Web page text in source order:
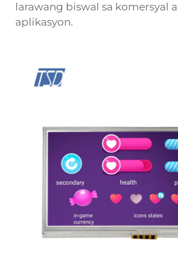
larawang biswal sa komersyal
aplikasyon.